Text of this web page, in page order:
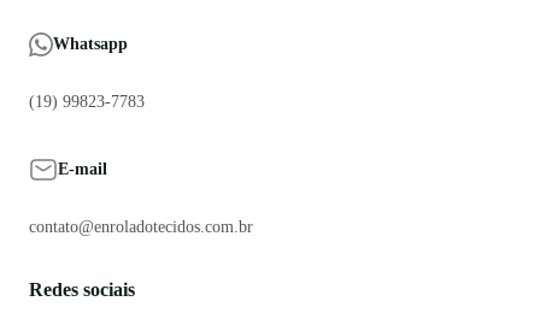
Whatsapp
(19) 99823-7783
E-mail
contato@enroladotecidos.com.br
Redes sociais